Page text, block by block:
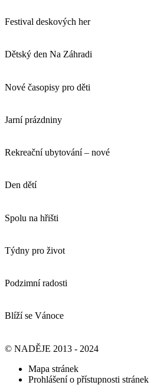
Festival deskových her
Dětský den Na Záhradi
Nové časopisy pro děti
Jarní prázdniny
Rekreační ubytování – nové
Den dětí
Spolu na hřišti
Týdny pro život
Podzimní radosti
Blíží se Vánoce
© NADĚJE 2013 - 2024
Mapa stránek
Prohlášení o přístupnosti stránek